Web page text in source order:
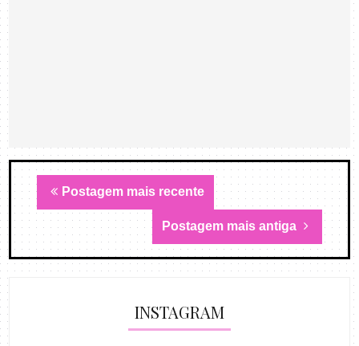
Postagem mais recente
Postagem mais antiga
INSTAGRAM